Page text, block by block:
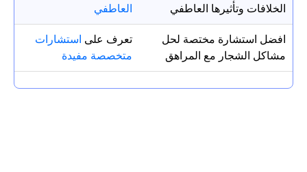
الخلافات وتأثيرها العاطفي
العاطفي
افضل استشارة مختصة لحل
مشاكل الشجار مع المراهق
تعرف على استشارات
متخصصة مفيدة